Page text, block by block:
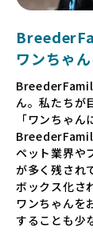
ワンちゃ
ん。私たちが
「ワンちゃ
ペット業界や
が多く残され
ボックス化さ
ワンちゃんを
することも少